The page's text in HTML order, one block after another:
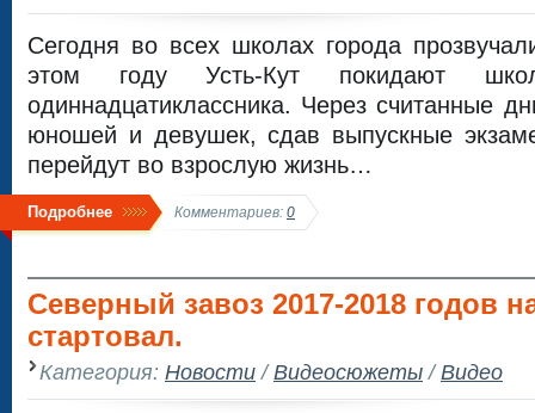
Сегодня во всех школах города
этом году Усть-Кут покидают
одиннадцатиклассника. Через считанные
юношей и девушек, сдав выпускные
перейдут во взрослую жизнь…
Подробнее Комментариев: 0
Северный завоз 2017-2018 годов
стартовал.
Категория: Новости/Видеосюжеты/Видео